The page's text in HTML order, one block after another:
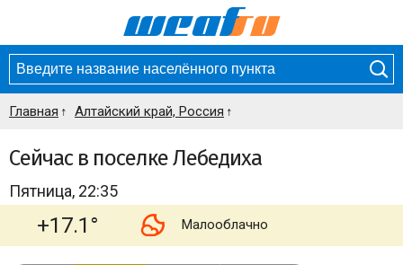
Главная Алтайский край, Россия
Сейчас в поселке Лебедиха
Пятница, 22:35
+17.1° Малооблачно